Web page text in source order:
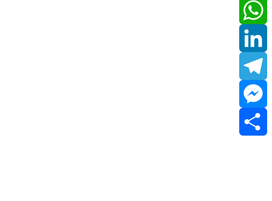
Email
WhatsApp
LinkedIn
Telegram
Messenger